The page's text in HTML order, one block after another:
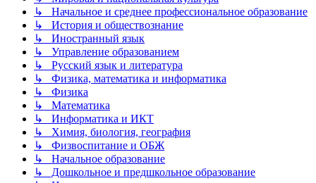
↳ Начальное и среднее профессиональное образование
↳ История и обществознание
↳ Иностранный язык
↳ Управление образованием
↳ Русский язык и литература
↳ Физика, математика и информатика
↳ Физика
↳ Математика
↳ Информатика и ИКТ
↳ Химия, биология, география
↳ Физвоспитание и ОБЖ
↳ Начальное образование
↳ Дошкольное и предшкольное образование